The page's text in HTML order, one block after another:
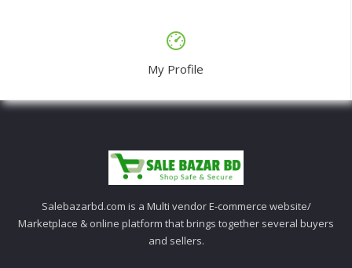
My Profile
Salebazarbd.com is a Multi vendor E-commerce website/
Marketplace & online platform that brings together several buyers
and sellers.